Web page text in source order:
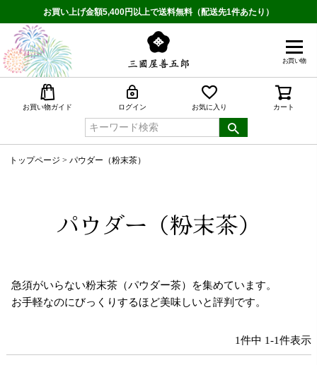
お買い上げ金額5,400円以上で送料無料（配送先1件あたり）
お買い物
お買い物ガイド ログイン お気に入り カート
トップページ パウダー（粉末茶）
パウダー（粉末茶）
急須がいらない粉末茶（パウダー茶）を集めています。
お手軽なのにびっくりするほど美味しいと評判です。
1件中 1-1件表示